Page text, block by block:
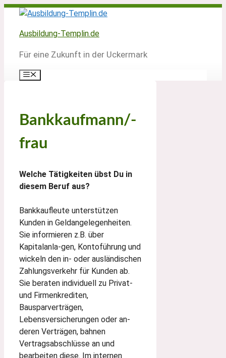
Zum
springen
Ausbildung-Templin.de
Für eine Zukunft in der Uckermark
Menü
Bankkaufmann/-
frau
Welche Tätigkeiten übst Du in
diesem Beruf aus?
Bankkaufleute unterstützen
Kunden in Geldangelegenheiten.
Sie informieren z.B. über
Kapitalanla-gen, Kontoführung und
wickeln den in- oder ausländischen
Zahlungsverkehr für Kunden ab.
Sie beraten individuell zu Privat-
und Firmenkrediten,
Bausparverträgen,
Lebensversicherungen oder an-
deren Verträgen, bahnen
Vertragsabschlüsse an und
bearbeiten diese. Im internen